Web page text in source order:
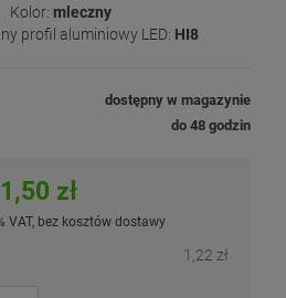
Kolor: mleczny
profil aluminiowy LED: HI8
dostępny w magazynie
do 48 godzin
1,50 zł
VAT, bez kosztów dostawy
1,22 zł